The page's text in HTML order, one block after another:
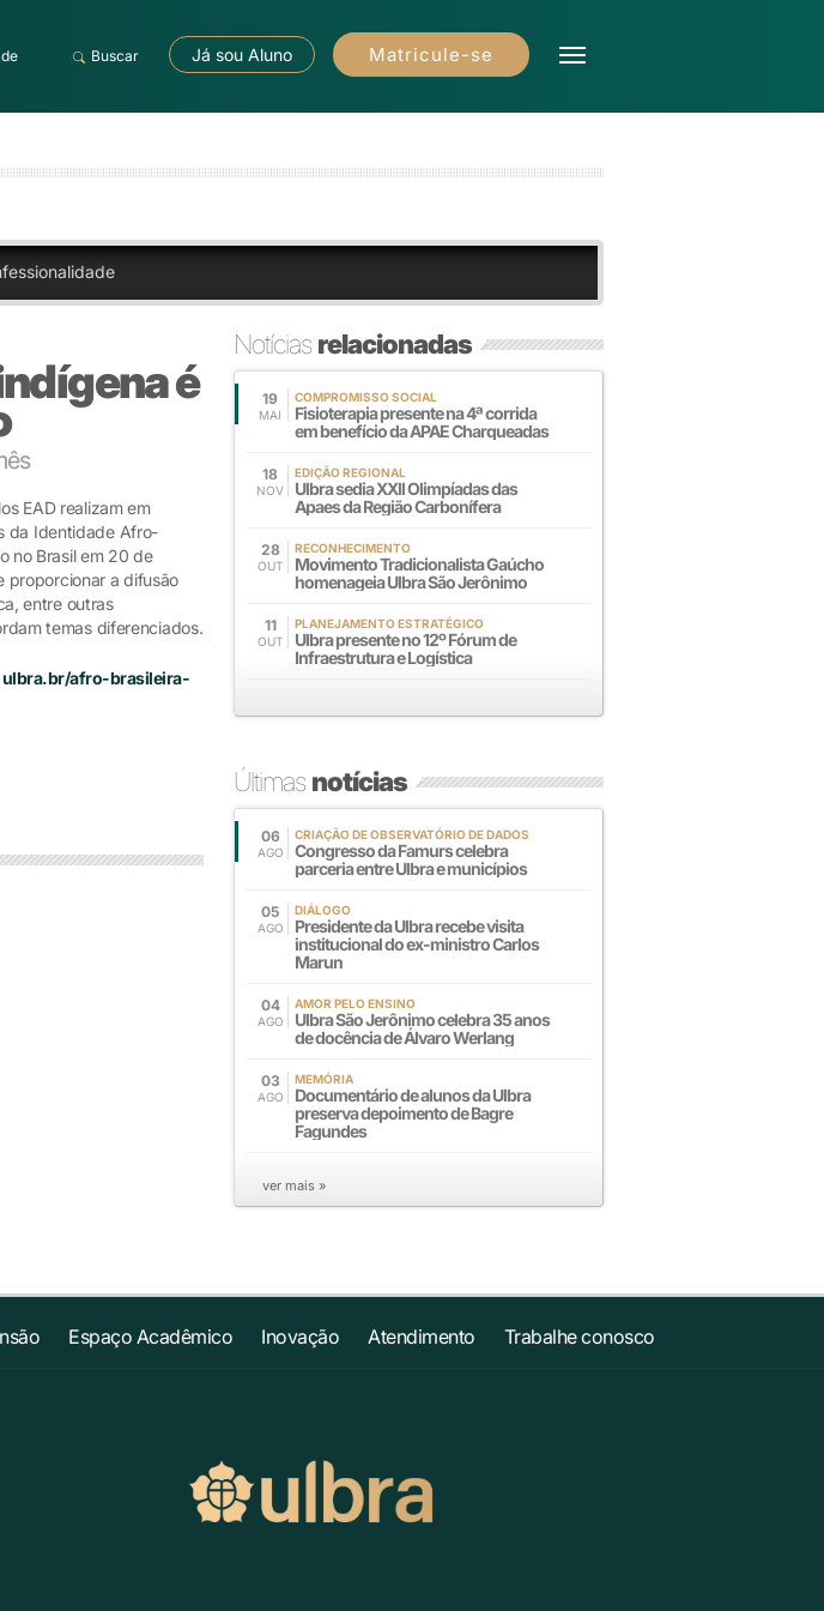
Buscar Já sou Aluno Matricule-se
é
EAD realizam em
da Identidade Afro-
no Brasil em 20 de
proporcionar a difusão
entre outras
temas diferenciados.
ulbra.br/afro-brasileira-
Notíciasrelacionadas
19
MAI
COMPROMISSO SOCIAL
Fisioterapia presente na 4ª corrida
em benefício da APAE Charqueadas
18
NOV
EDIÇÃO REGIONAL
Ulbra sedia XXll Olimpíadas das
Apaes da Região Carbonífera
28
OUT
RECONHECIMENTO
Movimento Tradicionalista Gaúcho
homenageia Ulbra São Jerônimo
11
OUT
PLANEJAMENTO ESTRATÉGICO
Ulbra presente no 12º Fórum de
Infraestrutura e Logística
Últimasnotícias
06
AGO
CRIAÇÃO DE OBSERVATÓRIO DE DADOS
Congresso da Famurs celebra
parceria entre Ulbra e municípios
05
AGO
DIÁLOGO
Presidente da Ulbra recebe visita
institucional do ex-ministro Carlos
Marun
04
AGO
AMOR PELO ENSINO
Ulbra São Jerônimo celebra 35 anos
de docência de Álvaro Werlang
03
AGO
MEMÓRIA
Documentário de alunos da Ulbra
preserva depoimento de Bagre
Fagundes
ver mais »
Espaço Acadêmico Inovação Atendimento Trabalhe conosco